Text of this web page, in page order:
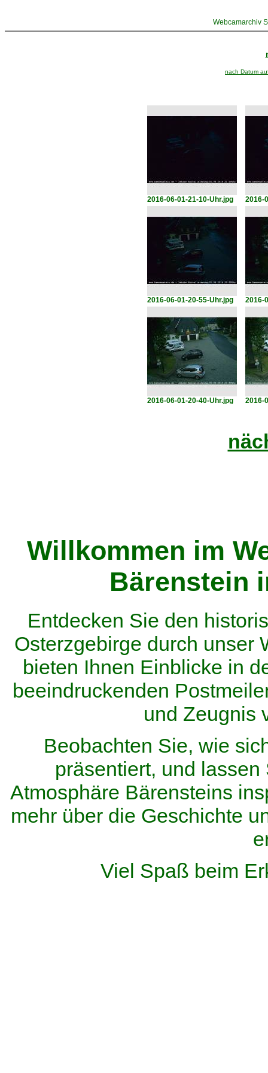
Webcamarchiv
nach Datum
2016-06-01-21-10-Uhr.jpg 2016-
2016-06-01-20-55-Uhr.jpg 2016-
2016-06-01-20-40-Uhr.jpg 2016-
Willkommen im
Bärenstein
Entdecken Sie den
Osterzgebirge durch unser
bieten Ihnen Einblicke in
beeindruckenden
und Zeugnis
Beobachten Sie, wie
präsentiert, und
Atmosphäre Bärensteins
mehr über die Geschichte
Viel Spaß beim